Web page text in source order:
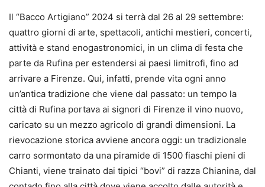
Il “Bacco Artigiano” 2024 si terrà dal 26 al 29 settembre:
quattro giorni di arte, spettacoli, antichi mestieri, concerti,
attività e stand enogastronomici, in un clima di festa che
parte da Rufina per estendersi ai paesi limitrofi, fino ad
arrivare a Firenze. Qui, infatti, prende vita ogni anno
un’antica tradizione che viene dal passato: un tempo la
città di Rufina portava ai signori di Firenze il vino nuovo,
caricato su un mezzo agricolo di grandi dimensioni. La
rievocazione storica avviene ancora oggi: un tradizionale
carro sormontato da una piramide di 1500 fiaschi pieni di
Chianti, viene trainato dai tipici “bovi” di razza Chianina, dal